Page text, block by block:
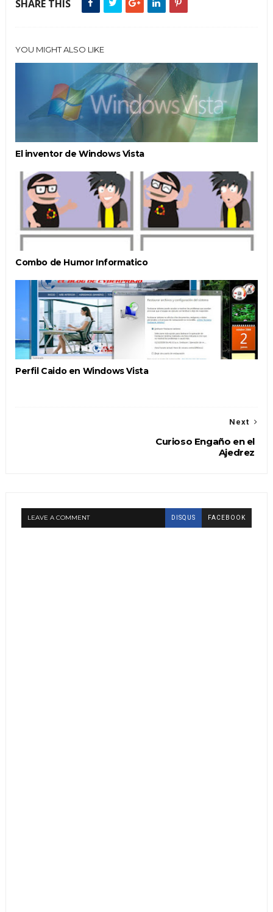
SHARE THIS
YOU MIGHT ALSO LIKE
El inventor de Windows Vista
Combo de Humor Informatico
Perfil Caido en Windows Vista
Next
Curioso Engaño en el
Ajedrez
LEAVE A COMMENT DISQUS FACEBOOK